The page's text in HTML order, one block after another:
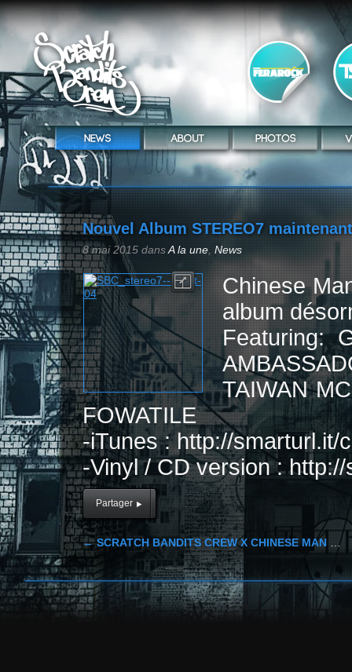
Nouvel Album STEREO7
8 mai 2015 dansA la une News
Chinese
album
Featuring:
TAIWAN
FOWATILE
-iTunes : http://smarturl.it/
-Vinyl / CD version :
Partager
←SCRATCH BANDITS CREW X CHINESE MAN RECORDS